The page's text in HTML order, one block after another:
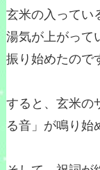
玄米の入ってい
湯気が上がって
振り始めたので
すると、玄米の
る音」が鳴り始